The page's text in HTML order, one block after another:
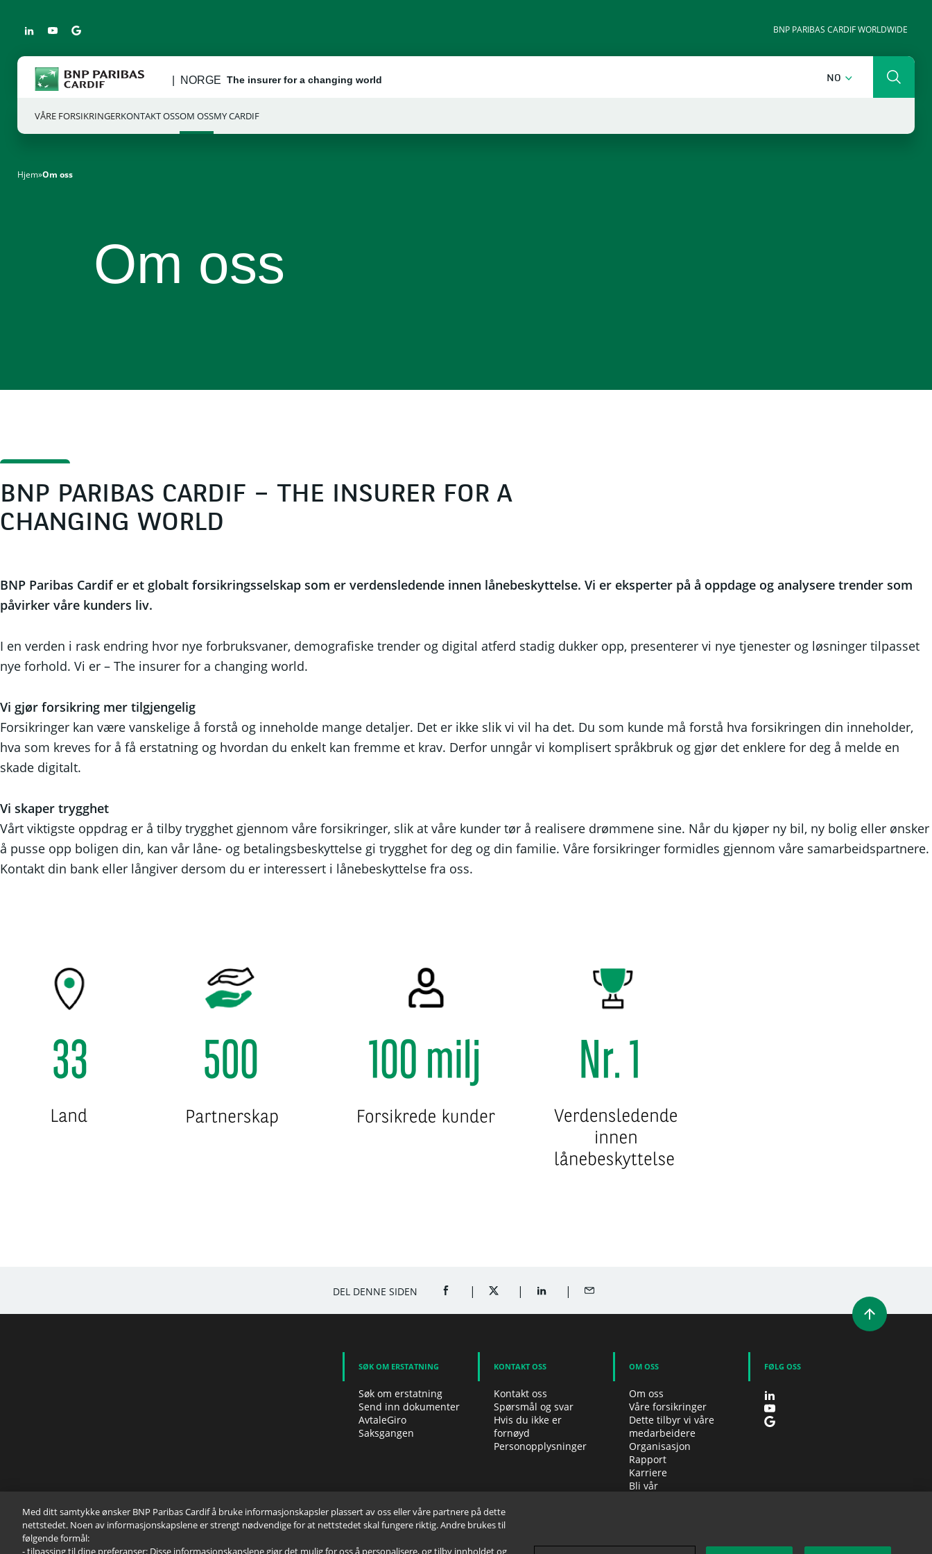
BNP PARIBAS CARDIF WORLDWIDE
NORGE The insurer for a changing world NO NORSK Søk
VÅRE FORSIKRINGERKONTAKT OSSOM OSSMY CARDIF
Hjem»Om oss
Om oss
BNP PARIBAS CARDIF – THE INSURER FOR A
CHANGING WORLD
BNP Paribas Cardif er et globalt forsikringsselskap som er verdensledende innen lånebeskyttelse. Vi er eksperter på å oppdage og analysere trender som
påvirker våre kunders liv.
I en verden i rask endring hvor nye forbruksvaner, demografiske trender og digital atferd stadig dukker opp, presenterer vi nye tjenester og løsninger tilpasset
nye forhold. Vi er – The insurer for a changing world.
Vi gjør forsikring mer tilgjengelig
Forsikringer kan være vanskelige å forstå og inneholde mange detaljer. Det er ikke slik vi vil ha det. Du som kunde må forstå hva forsikringen din inneholder,
hva som kreves for å få erstatning og hvordan du enkelt kan fremme et krav. Derfor unngår vi komplisert språkbruk og gjør det enklere for deg å melde en
skade digitalt.
Vi skaper trygghet
Vårt viktigste oppdrag er å tilby trygghet gjennom våre forsikringer, slik at våre kunder tør å realisere drømmene sine. Når du kjøper ny bil, ny bolig eller ønsker
å pusse opp boligen din, kan vår låne- og betalingsbeskyttelse gi trygghet for deg og din familie. Våre forsikringer formidles gjennom våre samarbeidspartnere.
Kontakt din bank eller långiver dersom du er interessert i lånebeskyttelse fra oss.
DEL DENNE SIDEN DEL PÅ FACEBOOK (ÅPNER ET NYTT VINDU)
DEL PÅ TWITTER (ÅPNER ET NYTT VINDU)
DEL PÅ LINKEDIN (ÅPNER ET NYTT VINDU)
DEL VIA E-POST
SØK OM ERSTATNING
Søk om erstatning
Send inn dokumenter
AvtaleGiro
Saksgangen
KONTAKT OSS
Kontakt oss
Spørsmål og svar
Hvis du ikke er
fornøyd
Personopplysninger
OM OSS
Om oss
Våre forsikringer
Dette tilbyr vi våre
medarbeidere
Organisasjon
Rapport
Karriere
Bli vår
FØLG OSS
Med ditt samtykke ønsker BNP Paribas Cardif å bruke informasjonskapsler plassert av oss eller våre partnere på dette
nettstedet. Noen av informasjonskapslene er strengt nødvendige for at nettstedet skal fungere riktig. Andre brukes til
følgende formål:
- tilpassing til dine preferanser: Disse informasjonskapslene gjør det mulig for oss å personalisere, og tilby innholdet og